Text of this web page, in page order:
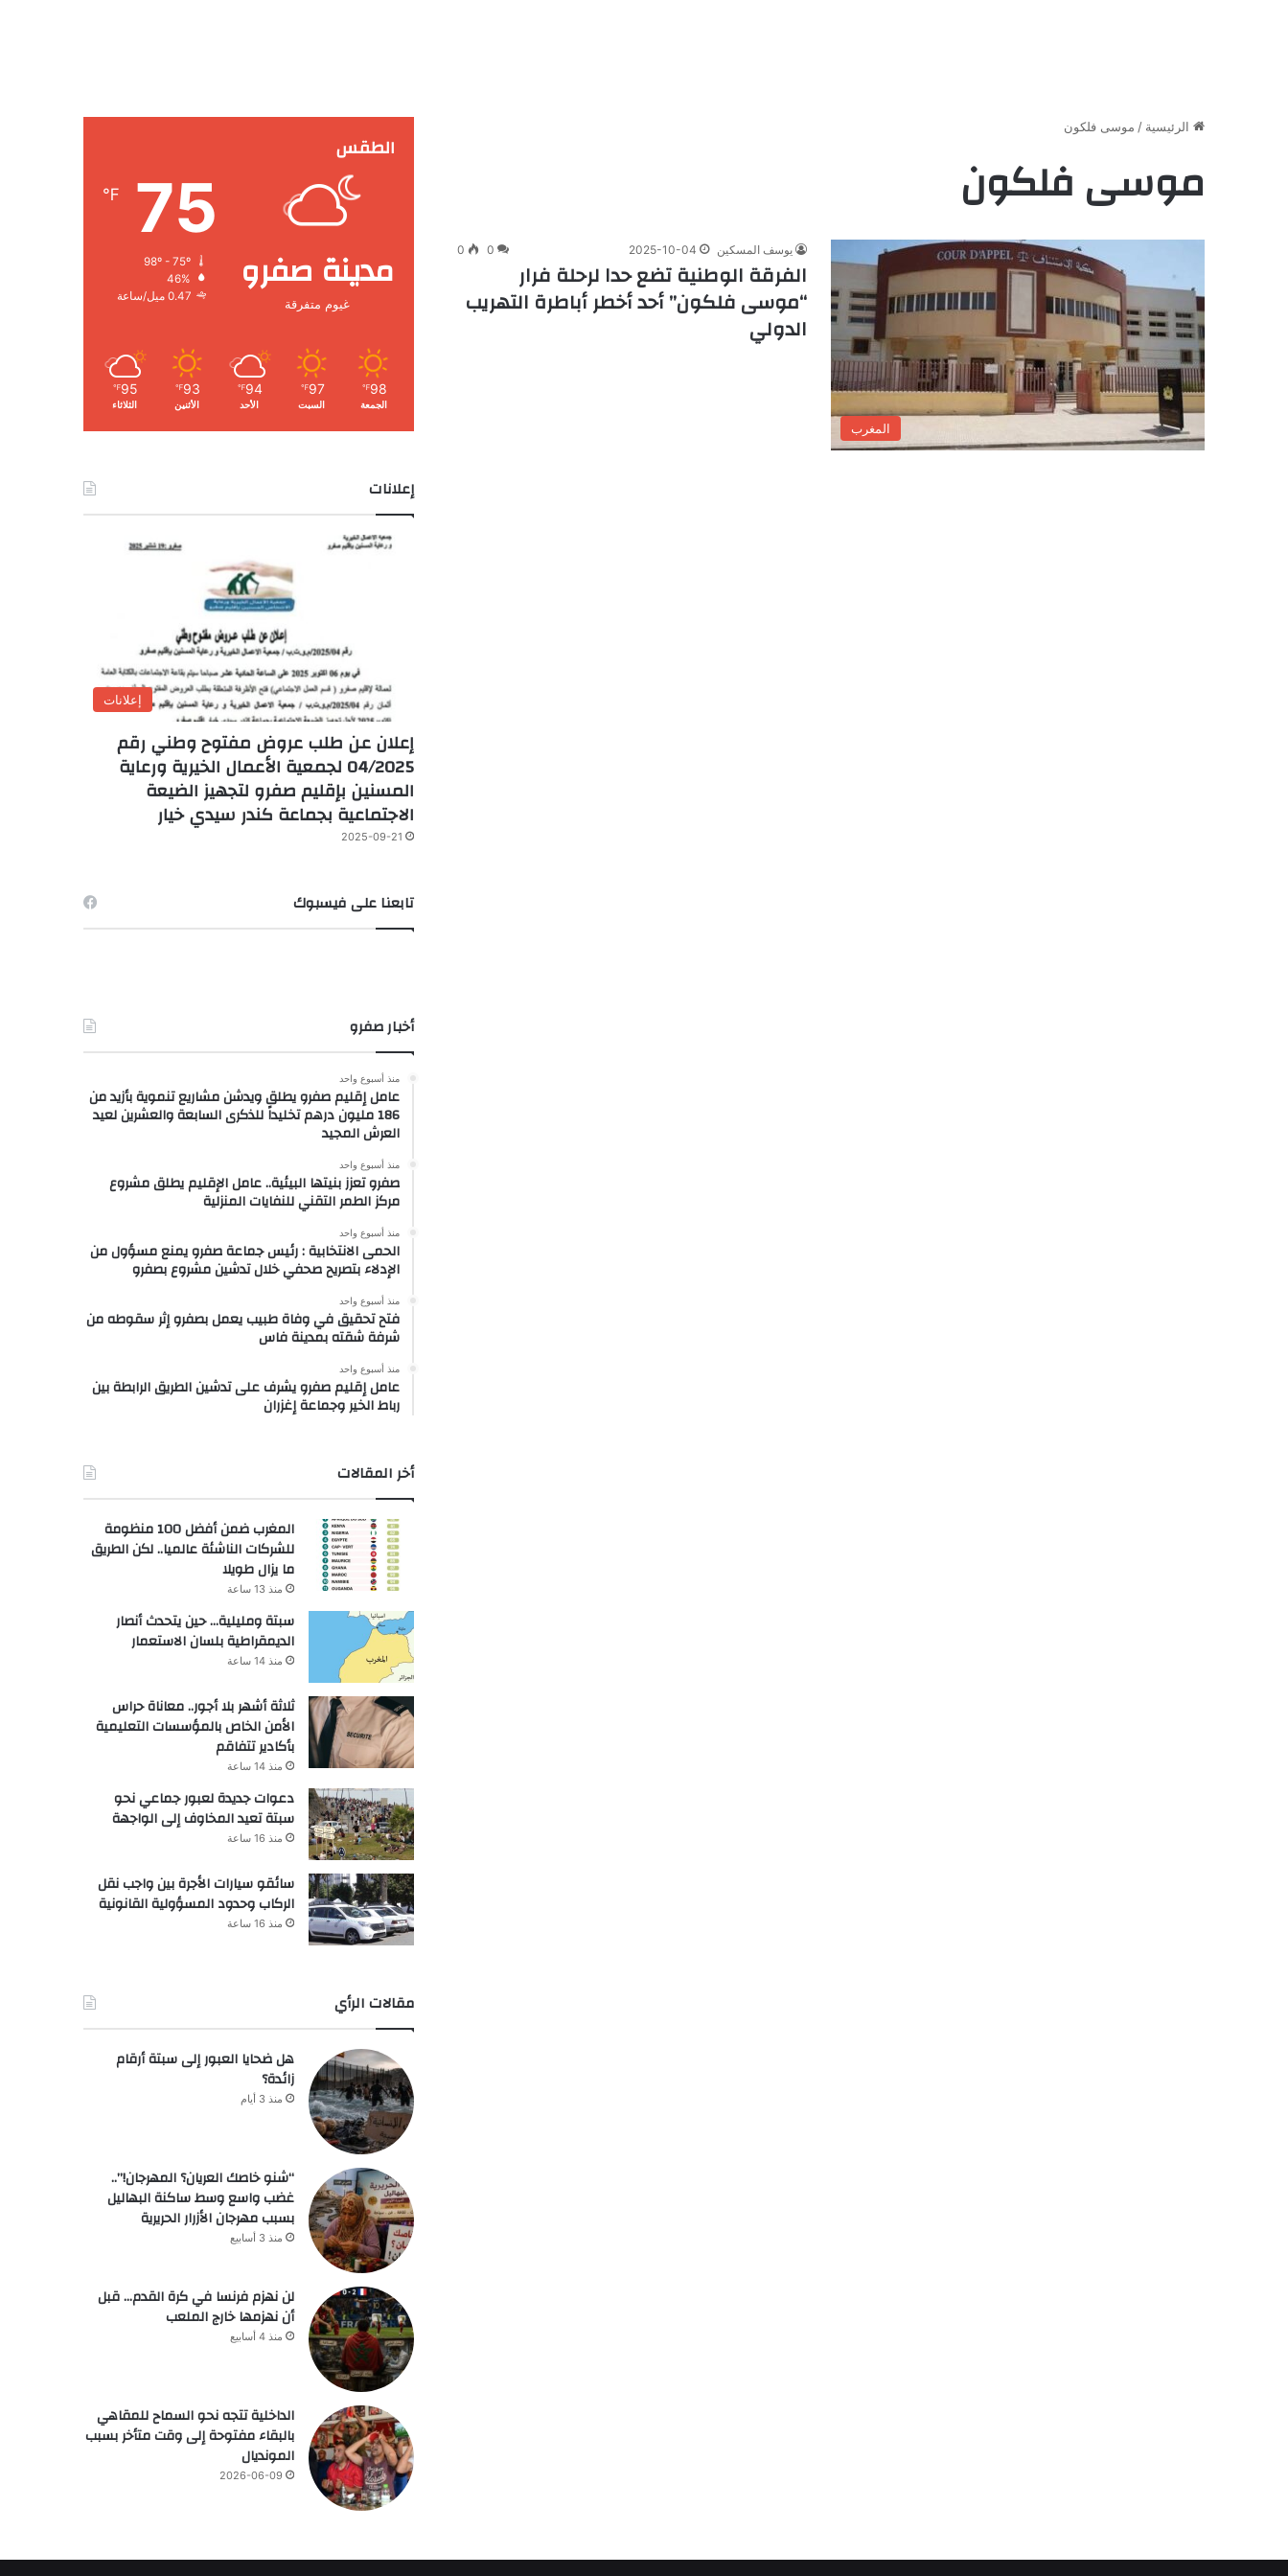
الرئيسية / موسى فلكون
موسى فلكون
المغرب
يوسف المسكين 2025-10-04
0
0
الفرقة الوطنية تضع حدا لرحلة فرار
“موسى فلكون” أحد أخطر أباطرة التهريب
الدولي
الطقس
مدينة صفرو
غيوم متفرقة
75
℉
46%
0.47 ميل/ساعة
98
℉
الجمعة
97
℉
السبت
94
℉
الأحد
93
℉
الأثنين
95
℉
الثلاثاء
إعلانات
إعلانات
إعلان عن طلب عروض مفتوح وطني رقم
04/2025 لجمعية الأعمال الخيرية ورعاية
المسنين بإقليم صفرو لتجهيز الضيعة
الاجتماعية بجماعة كندر سيدي خيار
2025-09-21
تابعنا على فيسبوك
أخبار صفرو
منذ أسبوع واحد
عامل إقليم صفرو يطلق ويدشن مشاريع تنموية بأزيد من
186 مليون درهم تخليداً للذكرى السابعة والعشرين لعيد
العرش المجيد
منذ أسبوع واحد
صفرو تعزز بنيتها البيئية.. عامل الإقليم يطلق مشروع
مركز الطمر التقني للنفايات المنزلية
منذ أسبوع واحد
الحمى الانتخابية : رئيس جماعة صفرو يمنع مسؤول من
الإدلاء بتصريح صحفي خلال تدشين مشروع بصفرو
منذ أسبوع واحد
فتح تحقيق في وفاة طبيب يعمل بصفرو إثر سقوطه من
شرفة شقته بمدينة فاس
منذ أسبوع واحد
عامل إقليم صفرو يشرف على تدشين الطريق الرابطة بين
رباط الخير وجماعة إغزران
أخر المقالات
المغرب ضمن أفضل 100 منظومة
للشركات الناشئة عالميا.. لكن الطريق
ما يزال طويلا
منذ 13 ساعة
سبتة ومليلية… حين يتحدث أنصار
الديمقراطية بلسان الاستعمار
منذ 14 ساعة
ثلاثة أشهر بلا أجور.. معاناة حراس
الأمن الخاص بالمؤسسات التعليمية
بأكادير تتفاقم
منذ 14 ساعة
دعوات جديدة لعبور جماعي نحو
سبتة تعيد المخاوف إلى الواجهة
منذ 16 ساعة
سائقو سيارات الأجرة بين واجب نقل
الركاب وحدود المسؤولية القانونية
منذ 16 ساعة
مقالات الرأي
هل ضحايا العبور إلى سبتة أرقام
زائدة؟
منذ 3 أيام
“شنو خاصك العريان؟ المهرجان!”..
غضب واسع وسط ساكنة البهاليل
بسبب مهرجان الأزرار الحريرية
منذ 3 أسابيع
لن نهزم فرنسا في كرة القدم… قبل
أن نهزمها خارج الملعب
منذ 4 أسابيع
الداخلية تتجه نحو السماح للمقاهي
بالبقاء مفتوحة إلى وقت متأخر بسبب
المونديال
2026-06-09